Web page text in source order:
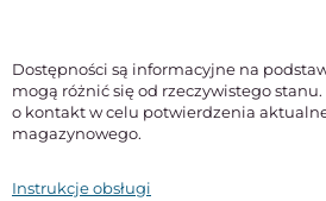
Dostępności są informacyjne na
mogą różnić się od rzeczywistego
o kontakt w celu potwierdzenia
magazynowego.
Instrukcje obsługi